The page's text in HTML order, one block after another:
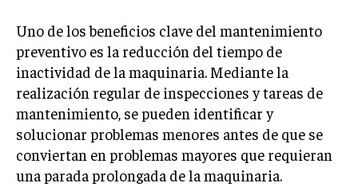
EMPRENDIMIENTO
INNOVACIÓN EMPRESARIAL
GESTIÓN DEL CAMBIO
LIDERAZGO
HABILIDADES DIRECTIVAS
Uno de los beneficios clave del mantenimiento
preventivo es la reducción del tiempo de
inactividad de la maquinaria. Mediante la
realización regular de inspecciones y tareas de
mantenimiento, se pueden identificar y
solucionar problemas menores antes de que se
conviertan en problemas mayores que requieran
una parada prolongada de la maquinaria.